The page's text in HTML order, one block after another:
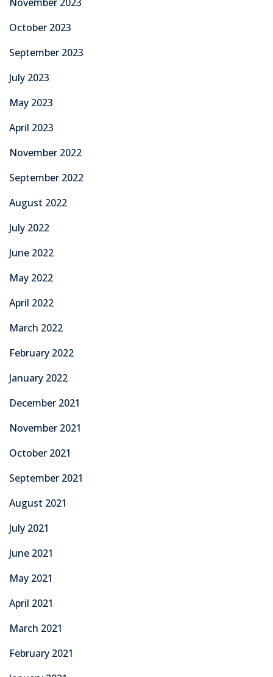
October 2023
September 2023
July 2023
May 2023
April 2023
November 2022
September 2022
August 2022
July 2022
June 2022
May 2022
April 2022
March 2022
February 2022
January 2022
December 2021
November 2021
October 2021
September 2021
August 2021
July 2021
June 2021
May 2021
April 2021
March 2021
February 2021